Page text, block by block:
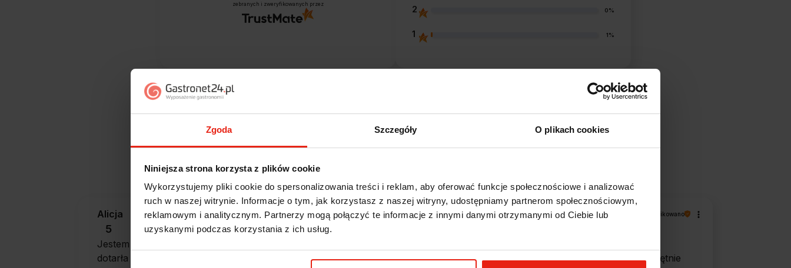
Zgoda Szczegóły O plikach cookies
Niniejsza strona korzysta z plików cookie
Wykorzystujemy pliki cookie do spersonalizowania treści i reklam, aby oferować funkcje społecznościowe i analizować
ruch w naszej witrynie. Informacje o tym, jak korzystasz z naszej witryny, udostępniamy partnerom społecznościowym,
reklamowym i analitycznym. Partnerzy mogą połączyć te informacje z innymi danymi otrzymanymi od Ciebie lub
uzyskanymi podczas korzystania z ich usług.
zebranych i zweryfikowanych przez
2 0%
1 1%
Opinie klientów
Alicja zweryfikowano
5
Jestem zaskoczona, że ta paczka
dotarła do mnie tak szybko. Paczka
Magdalena zweryfikowano
5
Towar zgodny z oczekiwaniami.
Piotr zweryfikowano
Obsługa bardzo pomocna, chętnie